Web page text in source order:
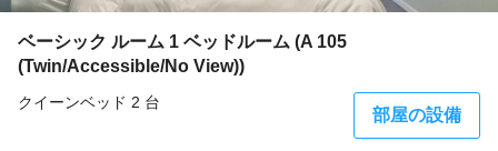
ベーシック ルーム 1 ベッドルーム (A 105
(Twin/Accessible/No View))
クイーンベッド 2 台
部屋の設備